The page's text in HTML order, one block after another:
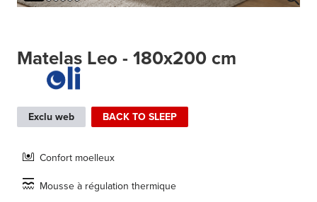
Matelas Leo - 180x200 cm
Exclu web BACK TO SLEEP
Confort moelleux
Mousse à régulation thermique